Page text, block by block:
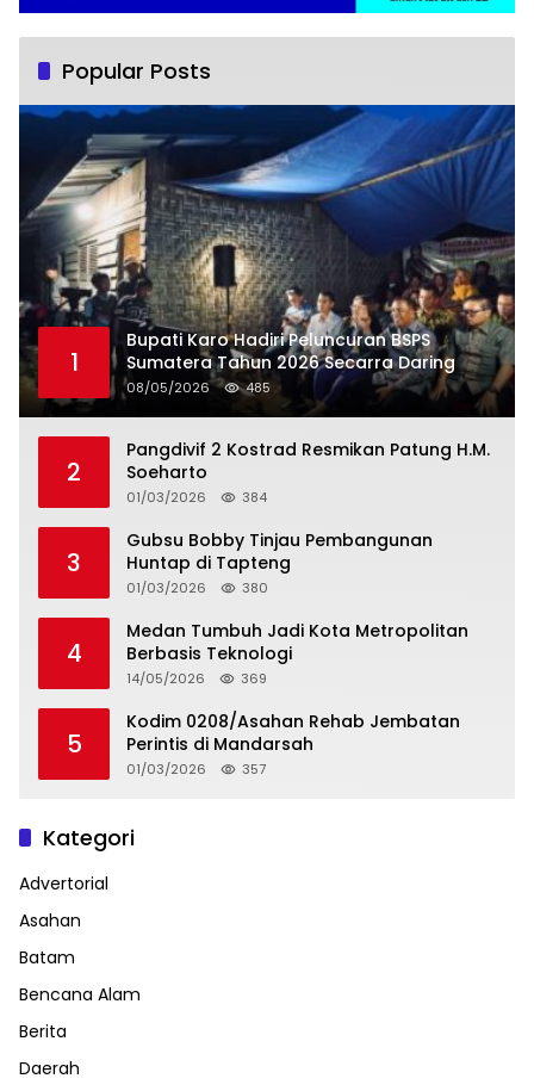
Popular Posts
1
Bupati Karo Hadiri Peluncuran BSPS
Sumatera Tahun 2026 Secarra Daring
08/05/2026 485
2
Pangdivif 2 Kostrad Resmikan Patung H.M.
Soeharto
01/03/2026 384
3
Gubsu Bobby Tinjau Pembangunan
Huntap di Tapteng
01/03/2026 380
4
Medan Tumbuh Jadi Kota Metropolitan
Berbasis Teknologi
14/05/2026 369
5
Kodim 0208/Asahan Rehab Jembatan
Perintis di Mandarsah
01/03/2026 357
Kategori
Advertorial
Asahan
Batam
Bencana Alam
Berita
Daerah